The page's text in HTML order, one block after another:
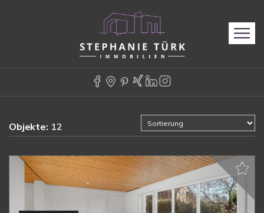
Objekte: 12